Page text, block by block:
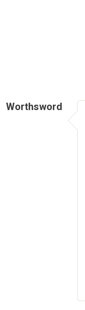
Worthsword